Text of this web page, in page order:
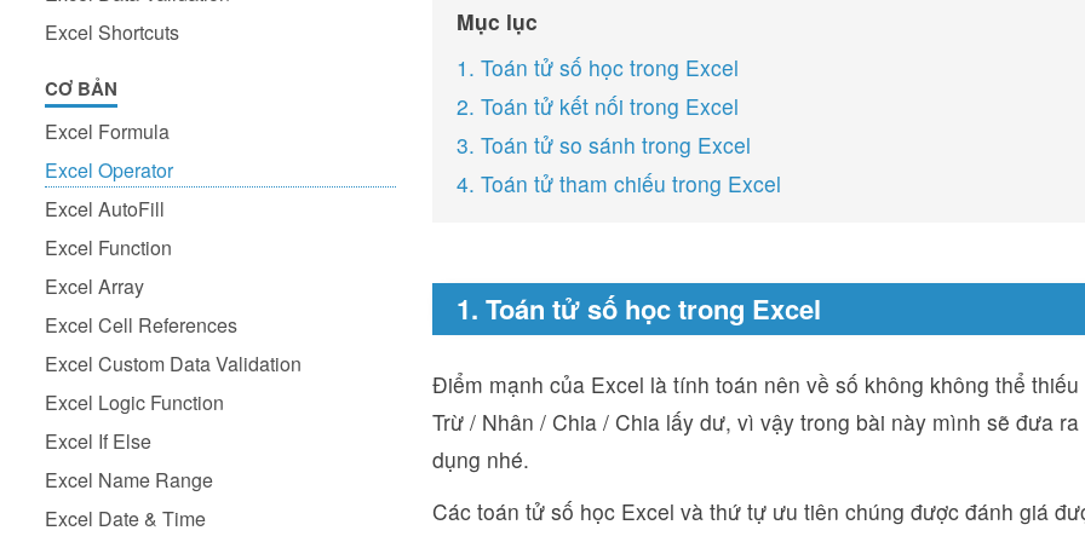
Excel Shortcuts
CƠ BẢN
Excel Formula
Excel Operator
Excel AutoFill
Excel Function
Excel Array
Excel Cell References
Excel Custom Data Validation
Excel Logic Function
Excel If Else
Excel Name Range
Excel Date & Time
Mục lục
1. Toán tử số học trong Excel
2. Toán tử kết nối trong Excel
3. Toán tử so sánh trong Excel
4. Toán tử tham chiếu trong Excel
1. Toán tử số học trong Excel
Điểm mạnh của Excel là tính toán nên về số không không thể
Trừ / Nhân / Chia / Chia lấy dư, vì vậy trong bài này mình sẽ đưa
dụng nhé.
Các toán tử số học Excel và thứ tự ưu tiên chúng được đánh giá